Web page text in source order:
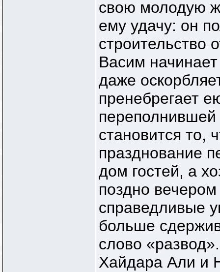
свою молодую
ему удачу: он
строительство
Васим
даже
пренебрегает
становится то,
празднование
дом гостей, а
поздно
справедливые
больше
слово
Хайдара Али и